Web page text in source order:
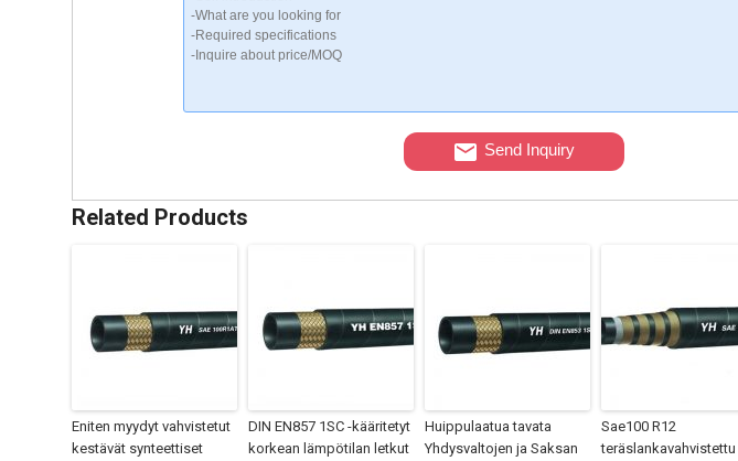
Send Inquiry
Related Products
Eniten myydyt vahvistetut
kestävät synteettiset
DIN EN857 1SC -kääritetyt
korkean lämpötilan letkut
Huippulaatua tavata
Yhdysvaltojen ja Saksan
Sae100 R12
teräslankavahvistettu